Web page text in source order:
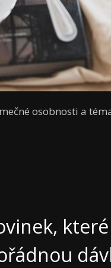
osobnosti a